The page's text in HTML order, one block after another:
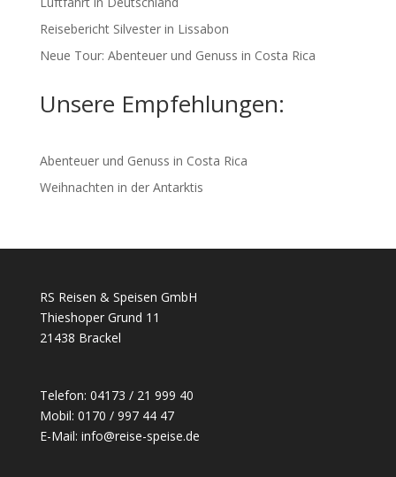
Reisebericht Silvester in Lissabon
Neue Tour: Abenteuer und Genuss in Costa Rica
Unsere Empfehlungen:
Abenteuer und Genuss in Costa Rica
Weihnachten in der Antarktis
RS Reisen & Speisen GmbH
Thieshoper Grund 11
21438 Brackel
Telefon: 04173 / 21 999 40
Mobil: 0170 / 997 44 47
E-Mail: info@reise-speise.de